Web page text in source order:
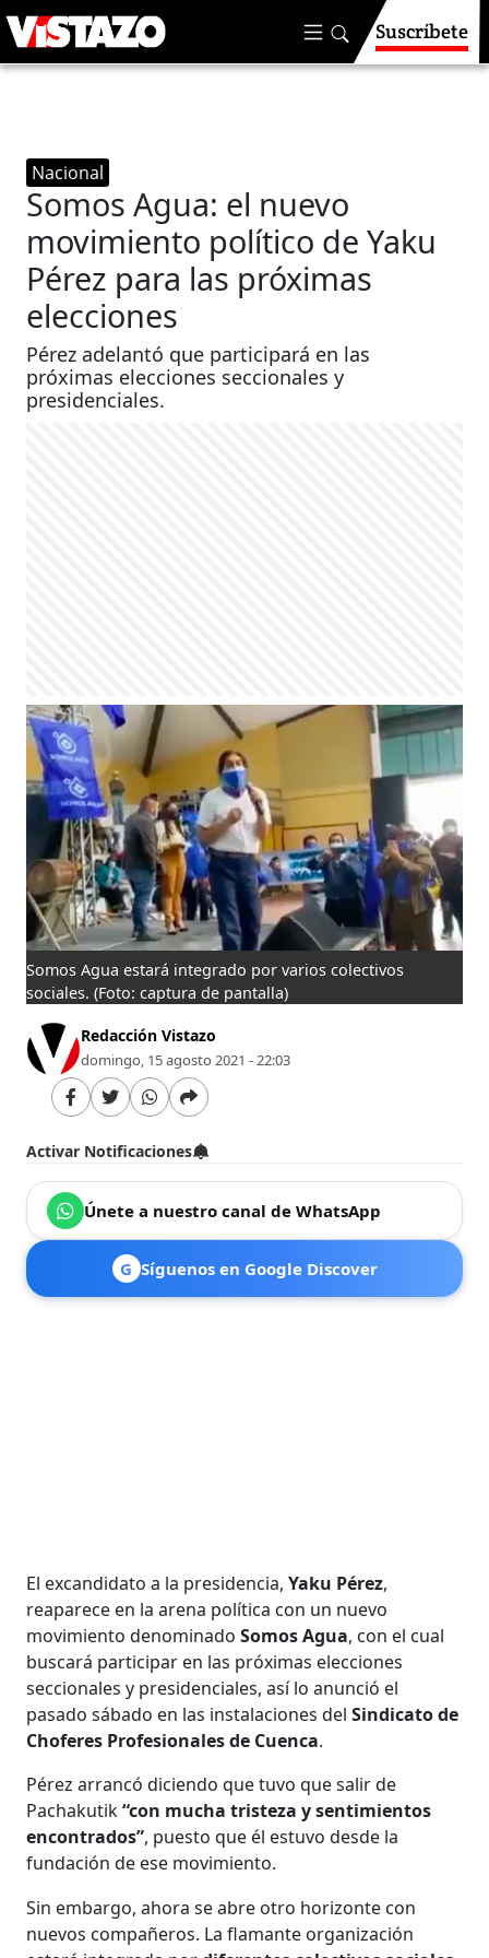
Suscríbete
Nacional
Somos Agua: el nuevo
movimiento político de Yaku
Pérez para las próximas
elecciones
Pérez adelantó que participará en las
próximas elecciones seccionales y
presidenciales.
Somos Agua estará integrado por varios colectivos
sociales. (Foto: captura de pantalla)
Redacción Vistazo
domingo, 15 agosto 2021 - 22:03
Activar Notificaciones
Únete a nuestro canal de WhatsApp
G Síguenos en Google Discover
El excandidato a la presidencia,Yaku Pérez,
reaparece en la arena política con un nuevo
movimiento denominadoSomos Agua, con el cual
buscará participar en las próximas elecciones
seccionales y presidenciales, así lo anunció el
pasado sábado en las instalaciones delSindicato de
Choferes Profesionales de Cuenca.
Pérez arrancó diciendo que tuvo que salir de
Pachakutik“con mucha tristeza y sentimientos
encontrados”, puesto que él estuvo desde la
fundación de ese movimiento.
Sin embargo, ahora se abre otro horizonte con
nuevos compañeros. La flamante organización